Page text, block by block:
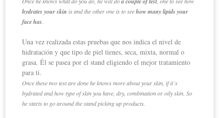
hydrates your skin is and the other one is to seehow many lipids your
face has
Una vez realizada estas pruebas que nos indica el nivel de
hidratación y que tipo de piel tienes, seca, mixta, normal o
grasa. Él se pasea por el stand eligiendo el mejor tratamiento
para ti.
Once these two test are done he knows more about your skin, if it´s
hydrated and how type of skin you have, dry, combination or oily skin. So
he starts to go around the stand picking up products.